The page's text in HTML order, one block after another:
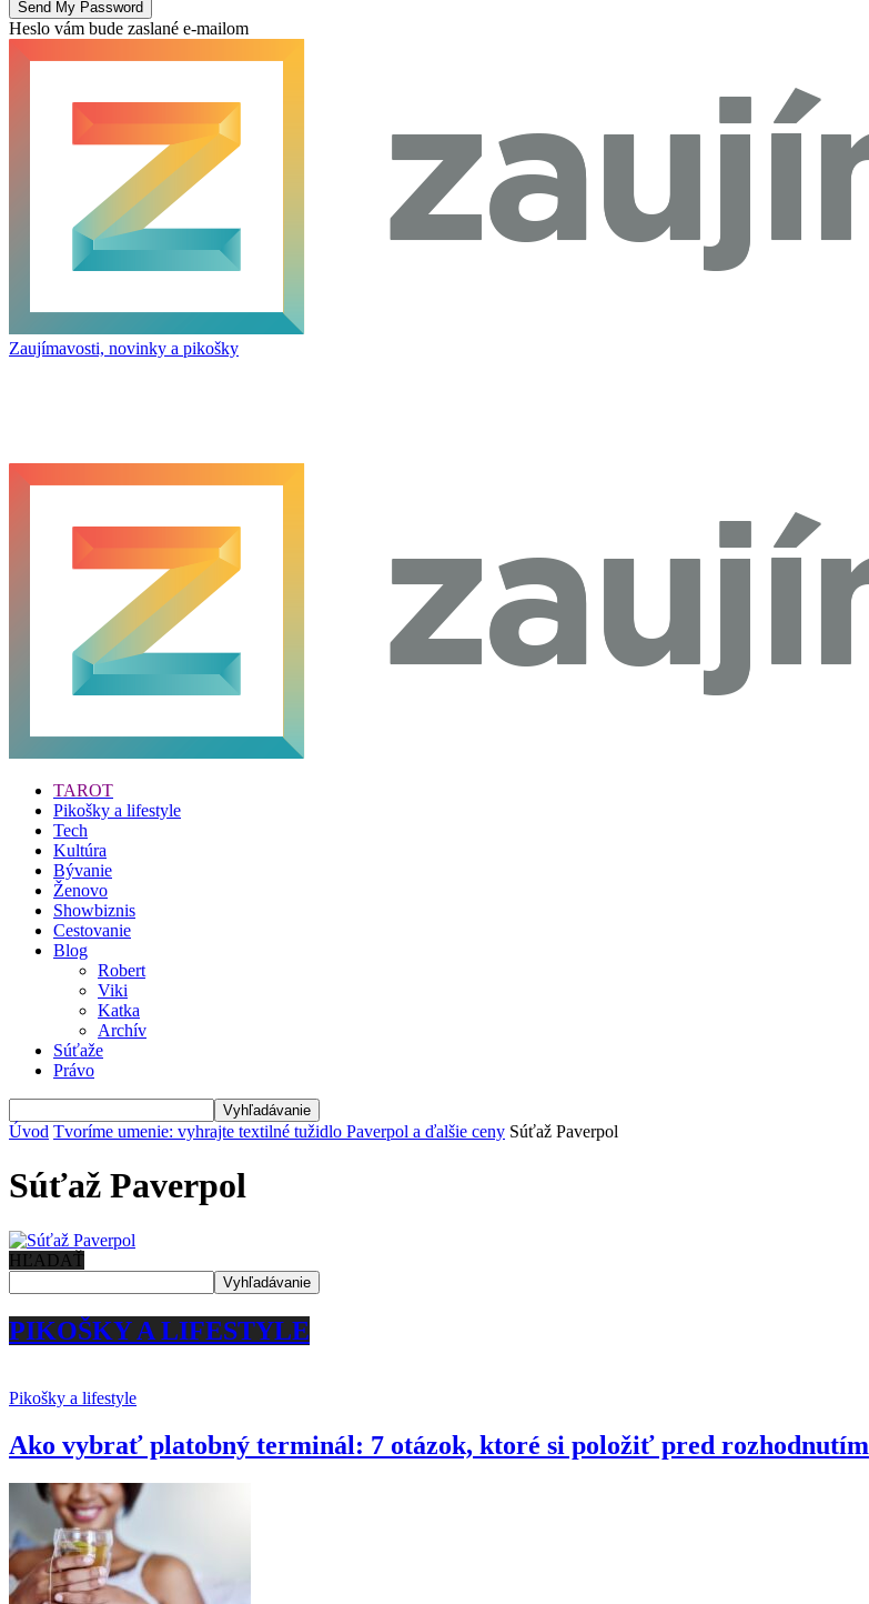
Heslo vám bude zaslané e-mailom
Zaujímavosti, novinky a pikošky
TAROT
Pikošky a lifestyle
Tech
Kultúra
Bývanie
Ženovo
Showbiznis
Cestovanie
Blog
Robert
Viki
Katka
Archív
Súťaže
Právo
Úvod Tvoríme umenie: vyhrajte textilné tužidlo Paverpol a ďalšie ceny Súťaž Paverpol
Súťaž Paverpol
HĽADAŤ
PIKOŠKY A LIFESTYLE
Pikošky a lifestyle
Ako vybrať platobný terminál: 7 otázok, ktoré si položiť pred rozhodnutím